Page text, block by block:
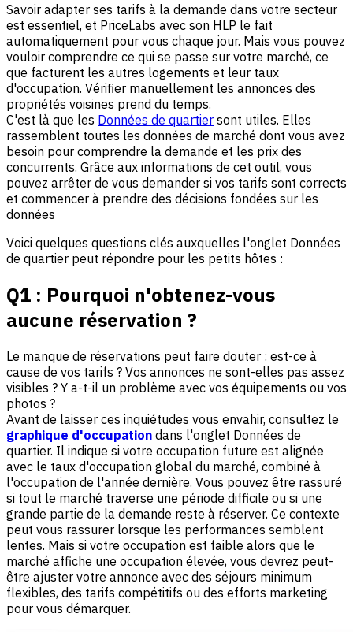
Savoir adapter ses tarifs à la demande dans votre secteur
est essentiel, et PriceLabs avec son HLP le fait
automatiquement pour vous chaque jour. Mais vous pouvez
vouloir comprendre ce qui se passe sur votre marché, ce
que facturent les autres logements et leur taux
d'occupation. Vérifier manuellement les annonces des
propriétés voisines prend du temps.
C'est là que les Données de quartier sont utiles. Elles
rassemblent toutes les données de marché dont vous avez
besoin pour comprendre la demande et les prix des
concurrents. Grâce aux informations de cet outil, vous
pouvez arrêter de vous demander si vos tarifs sont corrects
et commencer à prendre des décisions fondées sur les
données
Voici quelques questions clés auxquelles l'onglet Données
de quartier peut répondre pour les petits hôtes :
Q1 : Pourquoi n'obtenez-vous
aucune réservation ?
Le manque de réservations peut faire douter : est-ce à
cause de vos tarifs ? Vos annonces ne sont-elles pas assez
visibles ? Y a-t-il un problème avec vos équipements ou vos
photos ?
Avant de laisser ces inquiétudes vous envahir, consultez le
graphique d'occupation dans l'onglet Données de
quartier. Il indique si votre occupation future est alignée
avec le taux d'occupation global du marché, combiné à
l'occupation de l'année dernière. Vous pouvez être rassuré
si tout le marché traverse une période difficile ou si une
grande partie de la demande reste à réserver. Ce contexte
peut vous rassurer lorsque les performances semblent
lentes. Mais si votre occupation est faible alors que le
marché affiche une occupation élevée, vous devrez peut-
être ajuster votre annonce avec des séjours minimum
flexibles, des tarifs compétitifs ou des efforts marketing
pour vous démarquer.